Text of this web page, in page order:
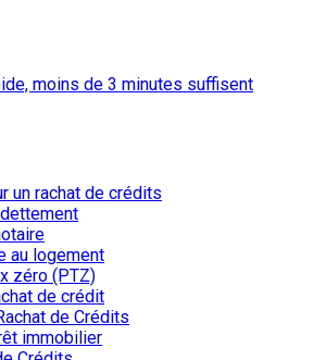
moins de 3 minutes suffisent
un rachat de crédits
au logement
zéro (PTZ)
de crédit
de Crédits
immobilier